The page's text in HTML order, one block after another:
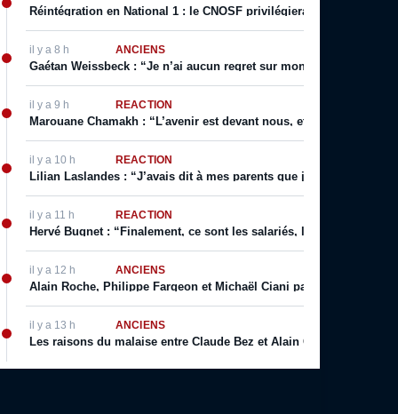
Réintégration en National 1 : le CNOSF privilégierait un retour
il y a 8 h ANCIENS
Gaétan Weissbeck : “Je n’ai aucun regret sur mon choix qui a été
il y a 9 h RÉACTION
Marouane Chamakh : “L’avenir est devant nous, et je serai bientôt
il y a 10 h RÉACTION
Lilian Laslandes : “J’avais dit à mes parents que j’allais
il y a 11 h RÉACTION
Hervé Bugnet : “Finalement, ce sont les salariés, les supporters,
il y a 12 h ANCIENS
Alain Roche, Philippe Fargeon et Michaël Ciani parlent de leur
il y a 13 h ANCIENS
Les raisons du malaise entre Claude Bez et Alain Giresse